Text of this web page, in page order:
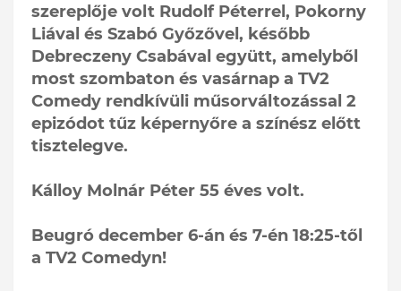
szereplője volt Rudolf Péterrel, Pokorny
Liával és Szabó Győzővel, később
Debreczeny Csabával együtt, amelyből
most szombaton és vasárnap a TV2
Comedy rendkívüli műsorváltozással 2
epizódot tűz képernyőre a színész előtt
tisztelegve.
Kálloy Molnár Péter 55 éves volt.
Beugró december 6-án és 7-én 18:25-től
a TV2 Comedyn!